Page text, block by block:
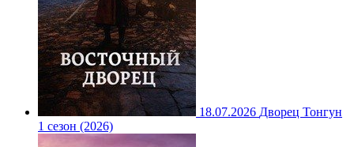
18.07.2026 Дворец Тонгун
1 сезон (2026)